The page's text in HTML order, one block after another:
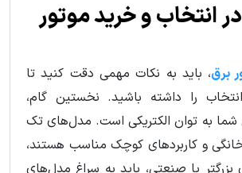
انتخاب و خرید موتور
برق، باید به نکات مهمی دقت کنید تا
انتخاب را داشته باشید. نخستین گام،
شما به توان الکتریکی است. مدل‌های تک
و کاربردهای کوچک مناسب هستند،
بزرگتر یا صنعتی، باید به سراغ مدل‌های